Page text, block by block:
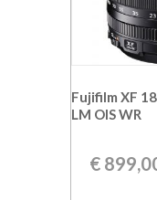
Fujifilm XF
LM OIS WR
€